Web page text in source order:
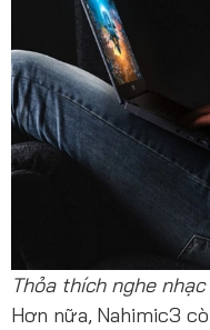
Thỏa thích nghe nhạc
Hơn nữa, Nahimic3